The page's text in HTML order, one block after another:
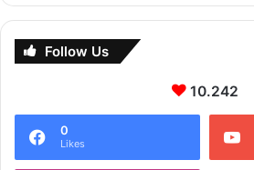
Follow Us
10.242
0
Likes